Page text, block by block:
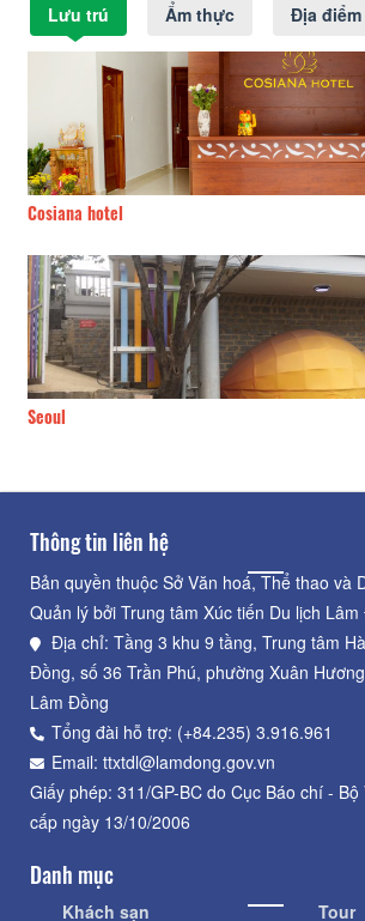
Lưu trú Ẩm thực Địa điểm
Thông tin liên hệ
Bản quyền thuộc Sở Văn hoá, Thể thao và
Quản lý bởi Trung tâm Xúc tiến Du lịch
Địa chỉ: Tầng 3 khu 9 tầng, Trung tâm
Đồng, số 36 Trần Phú, phường Xuân
Lâm Đồng
Tổng đài hỗ trợ: (+84.235) 3.916.961
Email: ttxtdl@lamdong.gov.vn
Giấy phép: 311/GP-BC do Cục Báo chí -
cấp ngày 13/10/2006
Danh mục
Khách sạn
Tour